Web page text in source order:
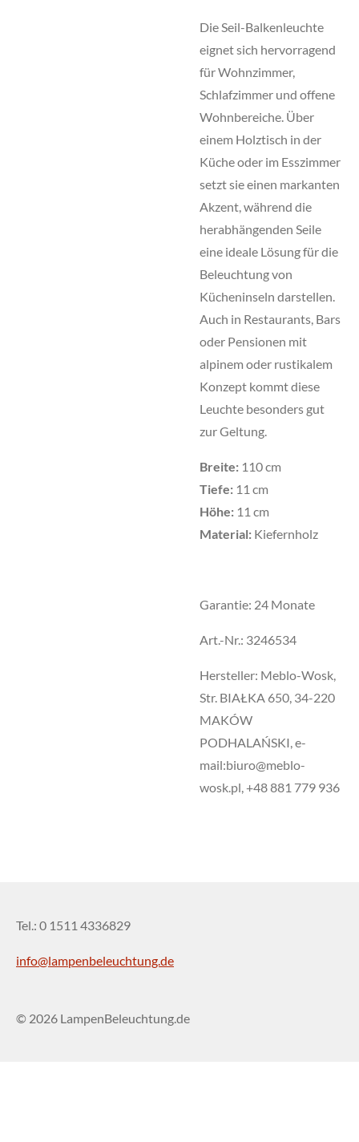
Die Seil-Balkenleuchte
eignet sich hervorragend
für Wohnzimmer,
Schlafzimmer und offene
Wohnbereiche. Über
einem Holztisch in der
Küche oder im Esszimmer
setzt sie einen markanten
Akzent, während die
herabhängenden Seile
eine ideale Lösung für die
Beleuchtung von
Kücheninseln darstellen.
Auch in Restaurants, Bars
oder Pensionen mit
alpinem oder rustikalem
Konzept kommt diese
Leuchte besonders gut
zur Geltung.
Breite: 110 cm
Tiefe: 11 cm
Höhe: 11 cm
Material: Kiefernholz
Garantie: 24 Monate
Art.-Nr.: 3246534
Hersteller: Meblo-Wosk,
Str. BIAŁKA 650, 34-220
MAKÓW
PODHALAŃSKI, e-
mail:biuro@meblo-
wosk.pl, +48 881 779 936
Tel.: 0 1511 4336829
info@lampenbeleuchtung.de
© 2026 LampenBeleuchtung.de